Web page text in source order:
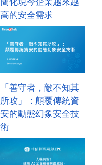
高的安全需求
「善守者，敵不知其
所攻」：顛覆傳統資
安的動態幻象安全技
術